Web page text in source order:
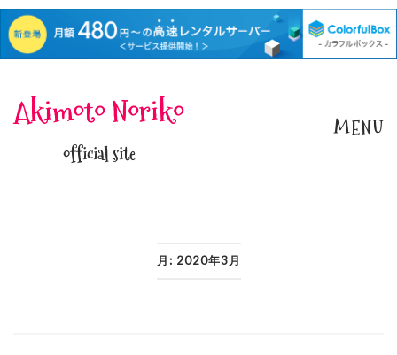
content
Akimoto Noriko
official site
MENU
月: 2020年3月